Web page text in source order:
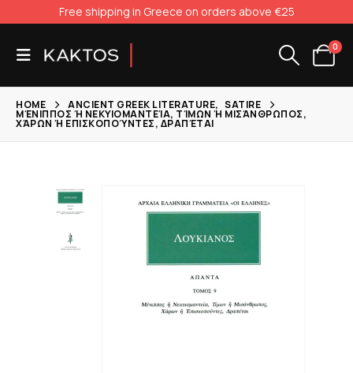
Free shipping in Greece on orders above €25
0
HOME ANCIENT GREEK LITERATURE, SATIRE
ΜΈΝΙΠΠΟΣ Ή ΝΕΚΥΙΟΜΑΝΤΕΊΑ, ΤΊΜΩΝ Ή ΜΙΣΆΝΘΡΩΠΟΣ,
ΧΆΡΩΝ Ή ΕΠΙΣΚΟΠΟΎΝΤΕΣ, ΔΡΑΠΈΤΑΙ